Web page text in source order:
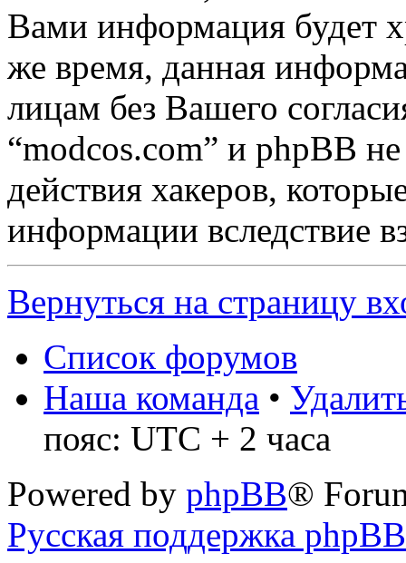
Вами информация будет
же время, данная
лицам без Вашего
“modcos.com” и phpBB не
действия хакеров,
информации вследствие
Вернуться на страницу
Список форумов
Наша команда •
пояс: UTC + 2 часа
Powered by phpBB®
Русская поддержка phpBB